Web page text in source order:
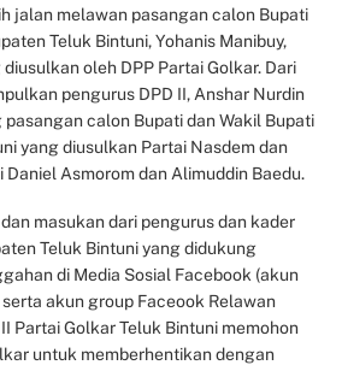
jalan melawan pasangan calon Bupati
Teluk Bintuni, Yohanis Manibuy,
oleh DPP Partai Golkar. Dari
pengurus DPD II, Anshar Nurdin
calon Bupati dan Wakil Bupati
yang diusulkan Partai Nasdem dan
Daniel Asmorom dan Alimuddin Baedu.
masukan dari pengurus dan kader
Teluk Bintuni yang didukung
di Media Sosial Facebook (akun
akun group Faceook Relawan
Partai Golkar Teluk Bintuni memohon
untuk memberhentikan dengan